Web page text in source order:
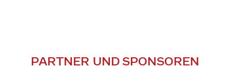
PARTNER UND SPONSOREN